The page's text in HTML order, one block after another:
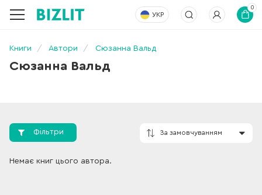
УКР
0
Книги Автори Сюзанна Вальд
Сюзанна Вальд
Фільтри
Немає книг цього автора.